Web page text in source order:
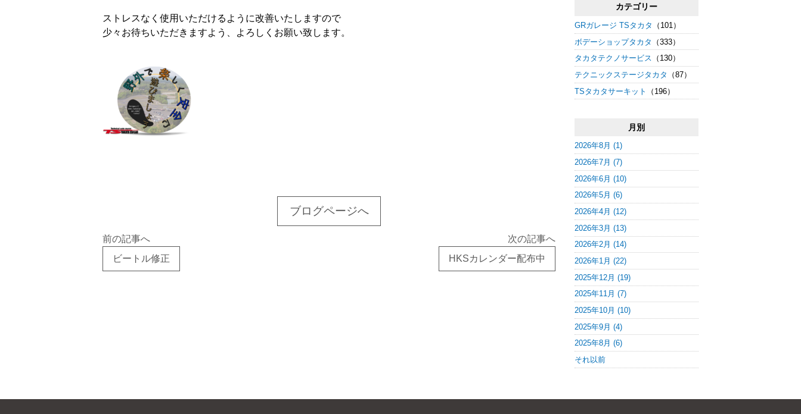
ストレスなく使用いただけるように改善いたしますので
少々お待ちいただきますよう、よろしくお願い致します。
ブログページへ
前の記事へ
ビートル修正
次の記事へ
HKSカレンダー配布中
カテゴリー
GRガレージ TSタカタ
（101）
ボデーショップタカタ
（333）
タカタテクノサービス （130）
テクニックステージタカタ
（87）
TSタカタサーキット
（196）
月別
2026年8月 (1)
2026年7月 (7)
2026年6月 (10)
2026年5月 (6)
2026年4月 (12)
2026年3月 (13)
2026年2月 (14)
2026年1月 (22)
2025年12月 (19)
2025年11月 (7)
2025年10月 (10)
2025年9月 (4)
2025年8月 (6)
それ以前